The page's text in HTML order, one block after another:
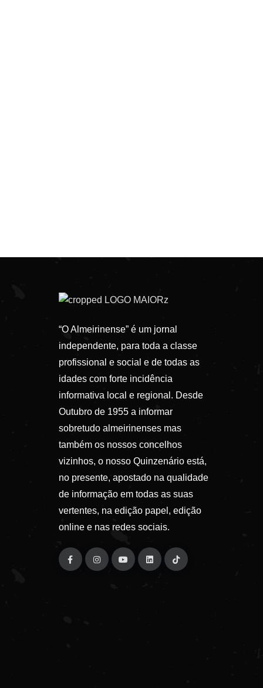
“O Almeirinense” é um jornal
independente, para toda a classe
profissional e social e de todas as
idades com forte incidência
informativa local e regional. Desde
Outubro de 1955 a informar
sobretudo almeirinenses mas
também os nossos concelhos
vizinhos, o nosso Quinzenário está,
no presente, apostado na qualidade
de informação em todas as suas
vertentes, na edição papel, edição
online e nas redes sociais.